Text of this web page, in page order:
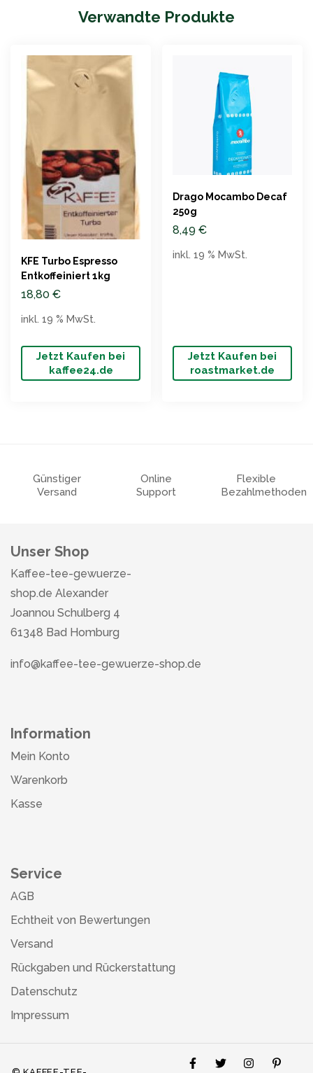
Verwandte Produkte
KFE Turbo Espresso
Entkoffeiniert 1kg
18,80 €
Jetzt Kaufen bei
kaffee24.de
inkl. 19 % MwSt.
Drago Mocambo Decaf
250g
8,49 €
Jetzt Kaufen bei
roastmarket.de
inkl. 19 % MwSt.
Günstiger
Versand
Online
Support
Flexible
Bezahlmethoden
Unser Shop
Kaffee-tee-gewuerze-
shop.de Alexander
Joannou Schulberg 4
61348 Bad Homburg
info@kaffee-tee-gewuerze-shop.de
Information
Mein Konto
Warenkorb
Kasse
Service
AGB
Echtheit von Bewertungen
Versand
Rückgaben und Rückerstattung
Datenschutz
Impressum